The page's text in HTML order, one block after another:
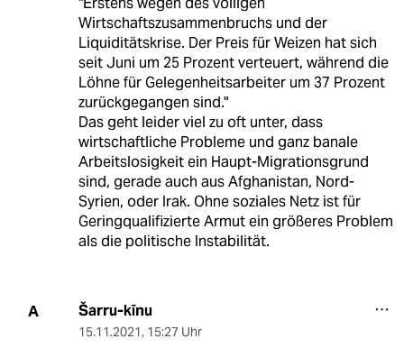
Wirtschaftszusammenbruchs und der
Liquiditätskrise. Der Preis für Weizen hat sich
seit Juni um 25 Prozent verteuert, während die
Löhne für Gelegenheitsarbeiter um 37 Prozent
zurückgegangen sind."
Das geht leider viel zu oft unter, dass
wirtschaftliche Probleme und ganz banale
Arbeitslosigkeit ein Haupt-Migrationsgrund
sind, gerade auch aus Afghanistan, Nord-
Syrien, oder Irak. Ohne soziales Netz ist für
Geringqualifizierte Armut ein größeres Problem
als die politische Instabilität.
A Šarru-kīnu
15.11.2021, 15:27 Uhr